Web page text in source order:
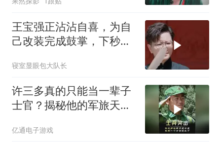
王宝强正沾沾自喜，为自
己改装完成鼓掌，下秒就
寝室显眼包大队长
许三多真的只能当一辈子
士官？揭秘他的军旅天花
亿通电子游戏